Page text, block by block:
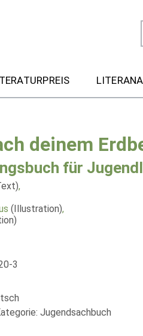
deinem
für
,
(Illustration),
3
Jugendsachbuch